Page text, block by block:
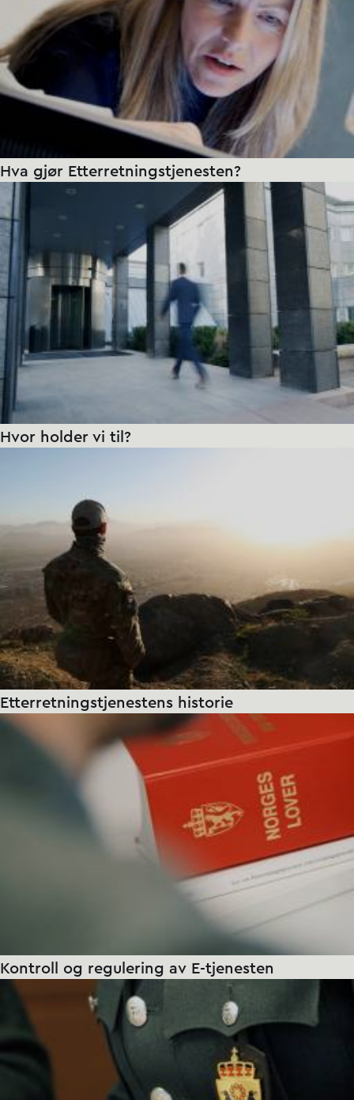
Hva gjør Etterretnings­tjenesten?
Hvor holder vi til?
Etterretningstjenestens historie
Kontroll og regulering av E-tjenesten